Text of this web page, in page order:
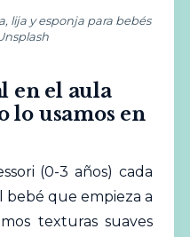
lija y esponja para bebés
en el aula
lo usamos en
(0-3 años) cada
bebé que empieza a
texturas suaves